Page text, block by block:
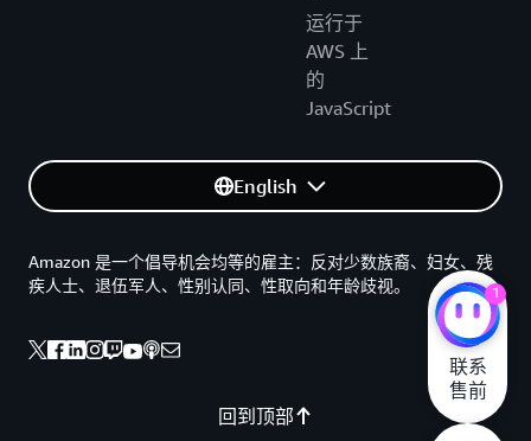
运行于
AWS 上
的
JavaScript
English
回到顶部
Amazon 是一个倡导机会均等的雇主：反对少数族裔、妇女、残
疾人士、退伍军人、性别认同、性取向和年龄歧视。
1
联系
售前